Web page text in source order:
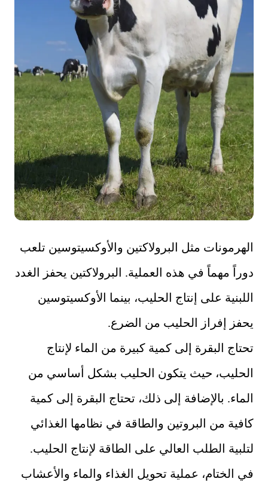
الهرمونات مثل البرولاكتين والأوكسيتوسين تلعب
دوراً مهماً في هذه العملية. البرولاكتين يحفز الغدد
اللبنية على إنتاج الحليب، بينما الأوكسيتوسين
يحفز إفراز الحليب من الضرع.
تحتاج البقرة إلى كمية كبيرة من الماء لإنتاج
الحليب، حيث يتكون الحليب بشكل أساسي من
الماء. بالإضافة إلى ذلك، تحتاج البقرة إلى كمية
كافية من البروتين والطاقة في نظامها الغذائي
لتلبية الطلب العالي على الطاقة لإنتاج الحليب.
في الختام، عملية تحويل الغذاء والماء والأعشاب